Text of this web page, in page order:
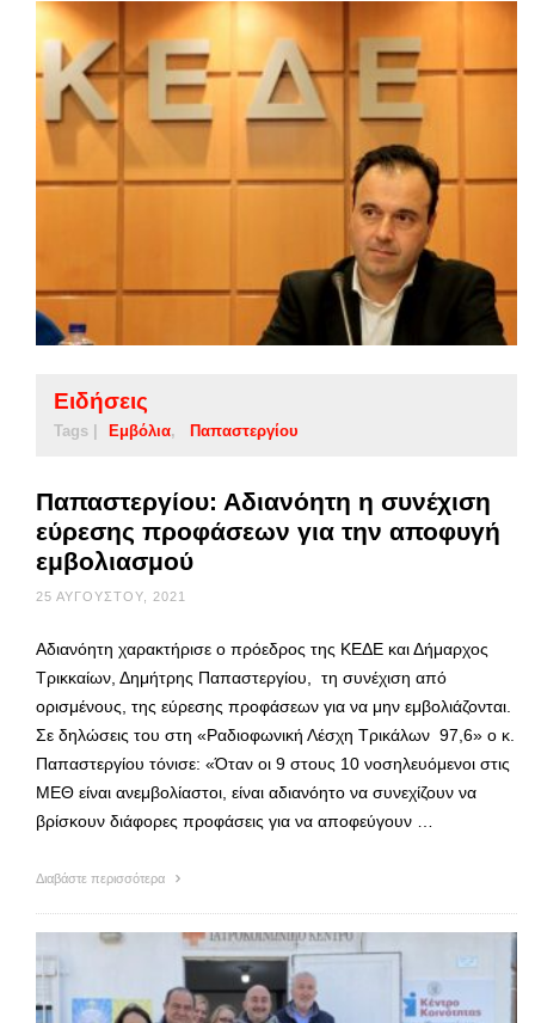
Ειδήσεις
Tags | Εμβόλια Παπαστεργίου
Παπαστεργίου: Αδιανόητη η συνέχιση
εύρεσης προφάσεων για την αποφυγή
εμβολιασμού
25 ΑΥΓΟΎΣΤΟΥ, 2021
Αδιανόητη χαρακτήρισε ο πρόεδρος της ΚΕΔΕ και Δήμαρχος
Τρικκαίων, Δημήτρης Παπαστεργίου, τη συνέχιση από
ορισμένους, της εύρεσης προφάσεων για να μην εμβολιάζονται.
Σε δηλώσεις του στη «Ραδιοφωνική Λέσχη Τρικάλων 97,6» ο κ.
Παπαστεργίου τόνισε: «Όταν οι 9 στους 10 νοσηλευόμενοι στις
ΜΕΘ είναι ανεμβολίαστοι, είναι αδιανόητο να συνεχίζουν να
βρίσκουν διάφορες προφάσεις για να αποφεύγουν …
Διαβάστε περισσότερα